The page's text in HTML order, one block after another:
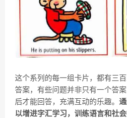
这个系列的每一组卡片，都有三
答案，有些问题并非只有一个答
后才能回答，充满互动的乐趣。
以增进字汇学习，训练语言和社